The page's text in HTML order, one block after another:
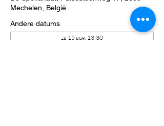
Mechelen, België
Andere datums
za 15 aug, 13:30